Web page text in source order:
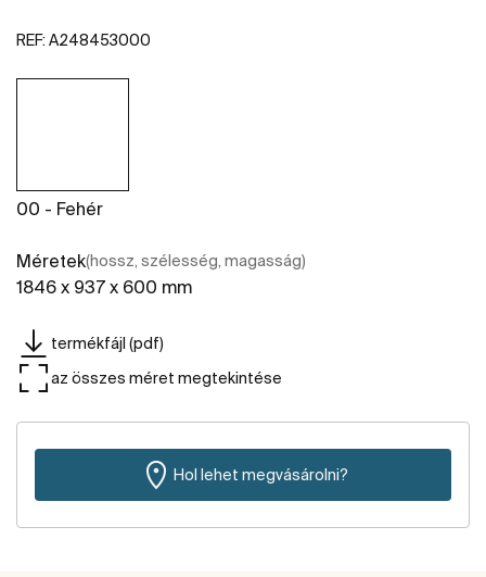
REF: A248453000
00 - Fehér
Méretek(hossz, szélesség, magasság)
1846 x 937 x 600 mm
termékfájl (pdf)
az összes méret megtekintése
Hol lehet megvásárolni?